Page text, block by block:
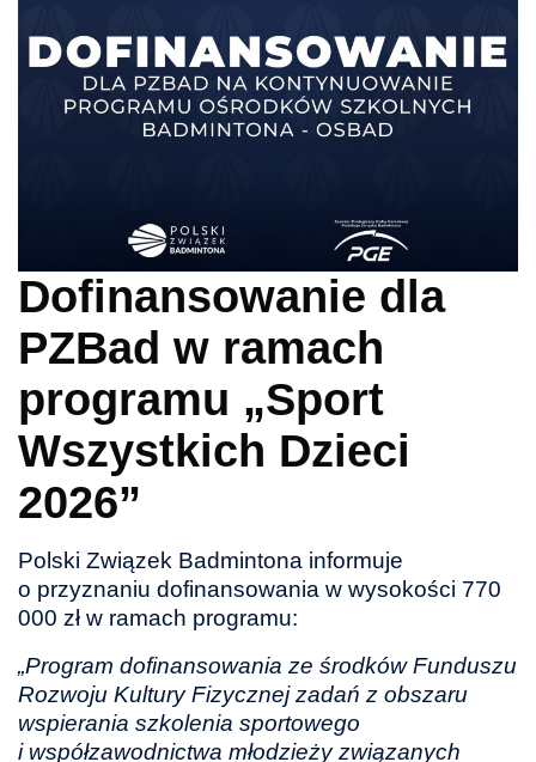
Dofinansowanie dla
PZBad w ramach
programu „Sport
Wszystkich Dzieci
2026”
Polski Związek Badmintona informuje
o przyznaniu dofinansowania w wysokości 770
000 zł w ramach programu:
„Program dofinansowania ze środków Funduszu
Rozwoju Kultury Fizycznej zadań z obszaru
wspierania szkolenia sportowego
i współzawodnictwa młodzieży związanych